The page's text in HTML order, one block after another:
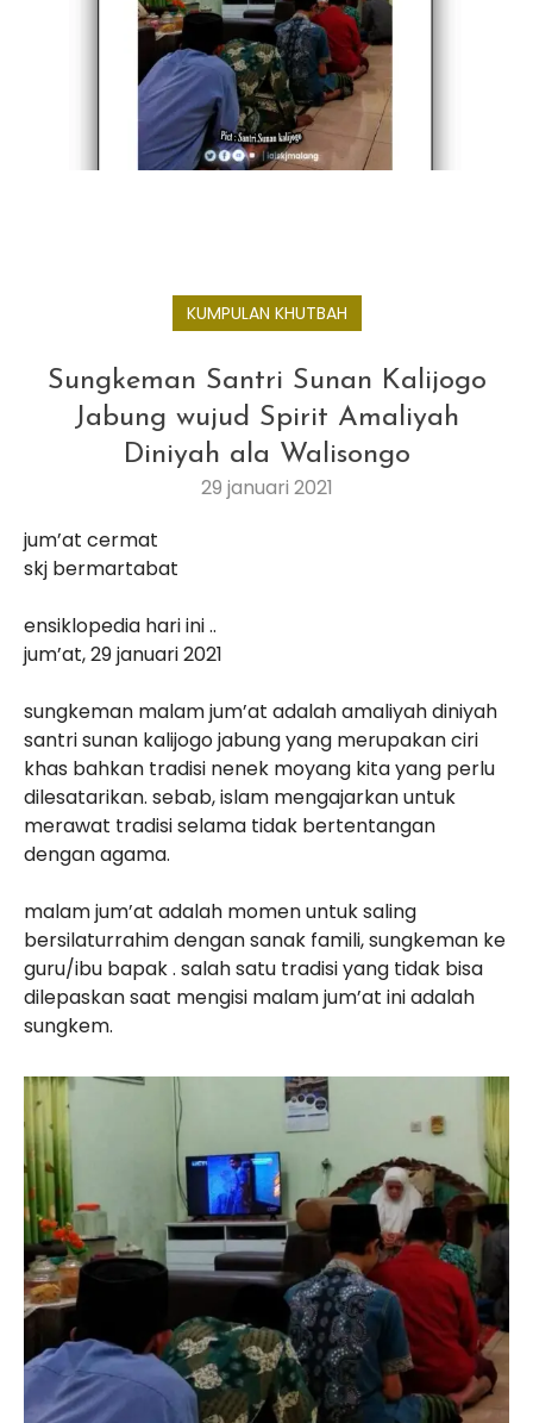
KUMPULAN KHUTBAH
Sungkeman Santri Sunan Kalijogo
Jabung wujud Spirit Amaliyah
Diniyah ala Walisongo
29 januari 2021
jum’at cermat
skj bermartabat
ensiklopedia hari ini ..
jum’at, 29 januari 2021
sungkeman malam jum’at adalah amaliyah diniyah
santri sunan kalijogo jabung yang merupakan ciri
khas bahkan tradisi nenek moyang kita yang perlu
dilesatarikan. sebab, islam mengajarkan untuk
merawat tradisi selama tidak bertentangan
dengan agama.
malam jum’at adalah momen untuk saling
bersilaturrahim dengan sanak famili, sungkeman ke
guru/ibu bapak . salah satu tradisi yang tidak bisa
dilepaskan saat mengisi malam jum’at ini adalah
sungkem.